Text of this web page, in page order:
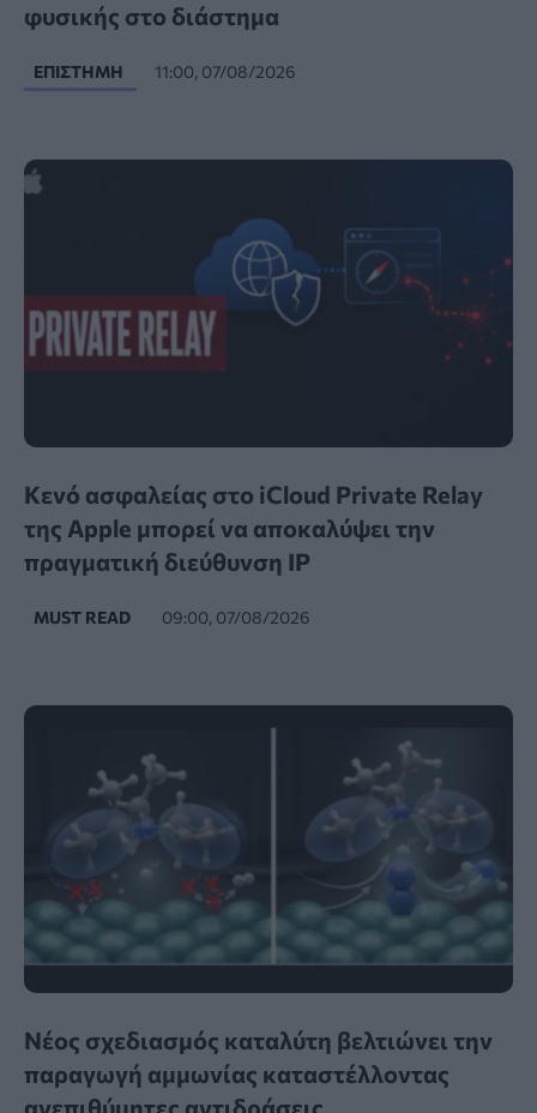
φυσικής στο διάστημα
ΕΠΙΣΤΉΜΗ 11:00, 07/08/2026
Κενό ασφαλείας στο iCloud Private Relay
της Apple μπορεί να αποκαλύψει την
πραγματική διεύθυνση IP
MUST READ 09:00, 07/08/2026
Νέος σχεδιασμός καταλύτη βελτιώνει την
παραγωγή αμμωνίας καταστέλλοντας
ανεπιθύμητες αντιδράσεις